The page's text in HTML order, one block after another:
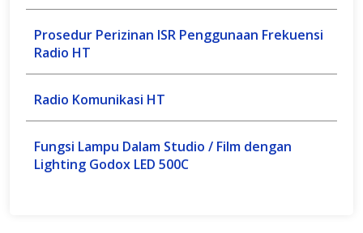
Prosedur Perizinan ISR Penggunaan Frekuensi
Radio HT
Radio Komunikasi HT
Fungsi Lampu Dalam Studio / Film dengan
Lighting Godox LED 500C